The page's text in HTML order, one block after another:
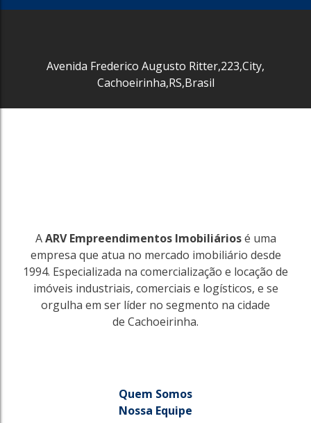
Avenida Frederico Augusto Ritter,223,City,
Cachoeirinha,RS,Brasil
AARV Empreendimentos Imobiliáriosé uma
empresa que atua no mercado imobiliário desde
1994. Especializada na comercialização e locação de
imóveis industriais, comerciais e logísticos, e se
orgulha em ser líder no segmento na cidade
de Cachoeirinha.
Quem Somos
Nossa Equipe